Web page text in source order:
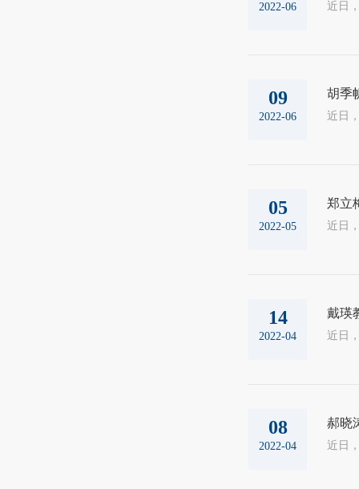
2022-06
09
2022-06
胡季
05
2022-05
郑立
14
2022-04
戴瑛
08
2022-04
郝晓